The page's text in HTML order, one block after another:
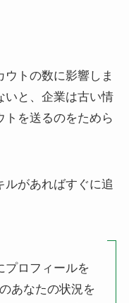
トの数に影響しま
いと、企業は古い情
トを送るのをためら
ルがあればすぐに追
プロフィールを
あなたの状況を